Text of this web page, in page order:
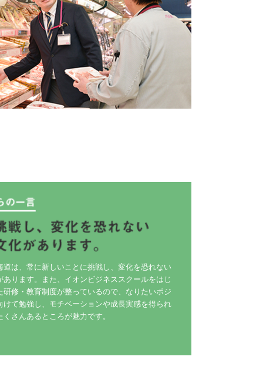
道は、常に新しいことに挑戦し、変化を恐れない
あります。また、イオンビジネススクールをはじ
研修・教育制度が整っているので、なりたいポジ
けて勉強し、モチベーションや成長実感を得られ
くさんあるところが魅力です。